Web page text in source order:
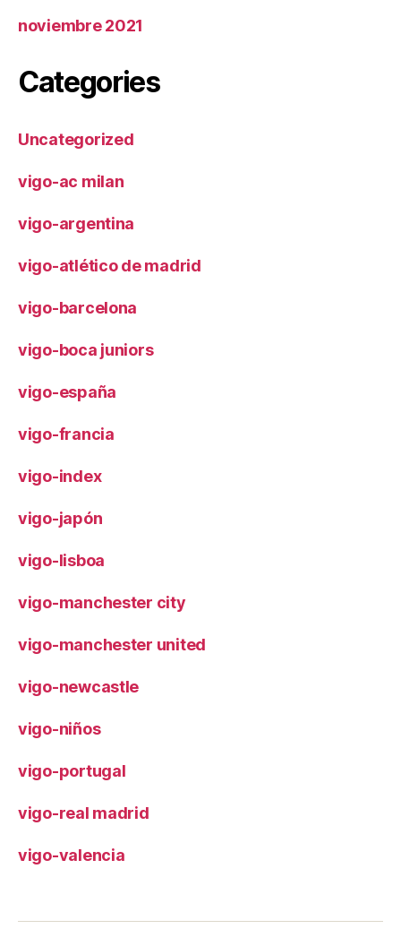
noviembre 2021
Categories
Uncategorized
vigo-ac milan
vigo-argentina
vigo-atlético de madrid
vigo-barcelona
vigo-boca juniors
vigo-españa
vigo-francia
vigo-index
vigo-japón
vigo-lisboa
vigo-manchester city
vigo-manchester united
vigo-newcastle
vigo-niños
vigo-portugal
vigo-real madrid
vigo-valencia